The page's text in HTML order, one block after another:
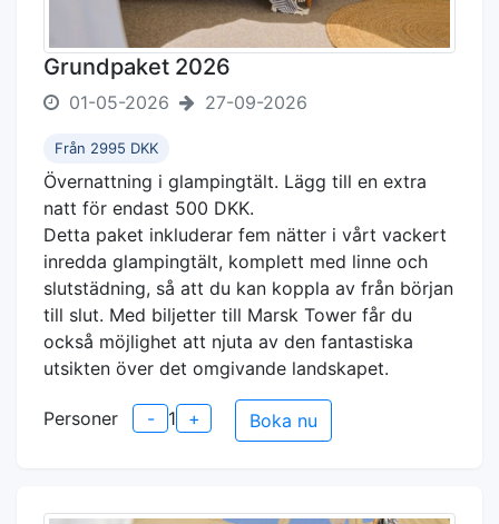
Grundpaket 2026
01-05-2026 27-09-2026
Från 2995 DKK
Övernattning i glampingtält. Lägg till en extra
natt för endast 500 DKK.
Detta paket inkluderar fem nätter i vårt vackert
inredda glampingtält, komplett med linne och
slutstädning, så att du kan koppla av från början
till slut. Med biljetter till Marsk Tower får du
också möjlighet att njuta av den fantastiska
utsikten över det omgivande landskapet.
Personer - 1 + Boka nu